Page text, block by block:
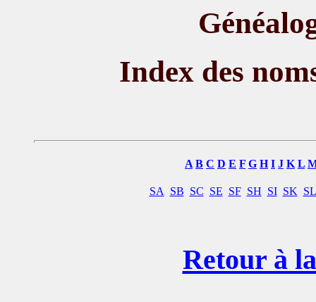
Index des
A B C D E F G H I J K L
SA SB SC SE SF SH SI SK SL
Retour à